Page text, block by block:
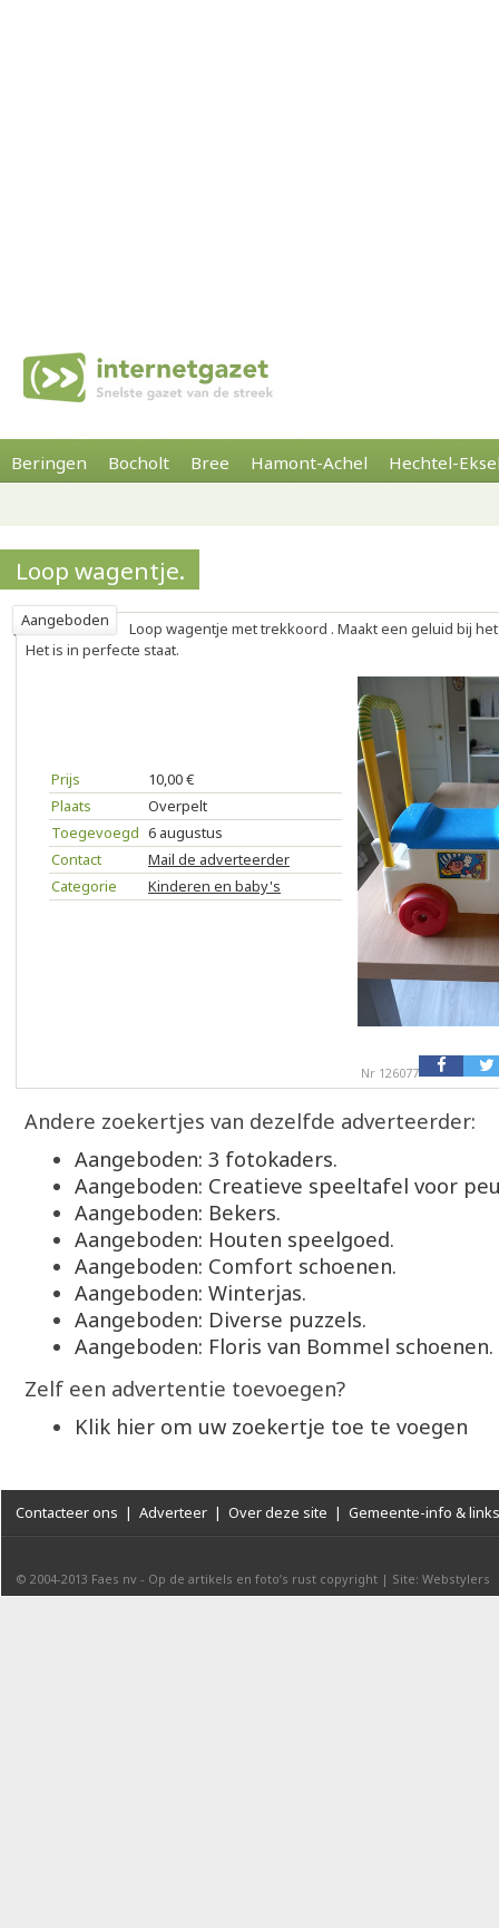
Beringen Bocholt Bree Hamont-Achel Hechtel-
Loop wagentje.
Aangeboden
Loop wagentje met trekkoord . Maakt een geluid bij
Het is in perfecte staat.
Prijs
10,00 €
Plaats
Overpelt
Toegevoegd 6 augustus
Contact
Mail de adverteerder
Categorie
Kinderen en baby's
Nr 126077
Andere zoekertjes van dezelfde adverteerder:
Aangeboden: 3 fotokaders.
Aangeboden: Creatieve speeltafel voor
Aangeboden: Bekers.
Aangeboden: Houten speelgoed.
Aangeboden: Comfort schoenen.
Aangeboden: Winterjas.
Aangeboden: Diverse puzzels.
Aangeboden: Floris van Bommel schoenen.
Zelf een advertentie toevoegen?
Klik hier om uw zoekertje toe te voegen
Contacteer ons | Adverteer | Over deze site | Gemeente-info & links
© 2004-2013 Faes nv - Op de artikels en foto’s rust copyright | Site: Webstylers